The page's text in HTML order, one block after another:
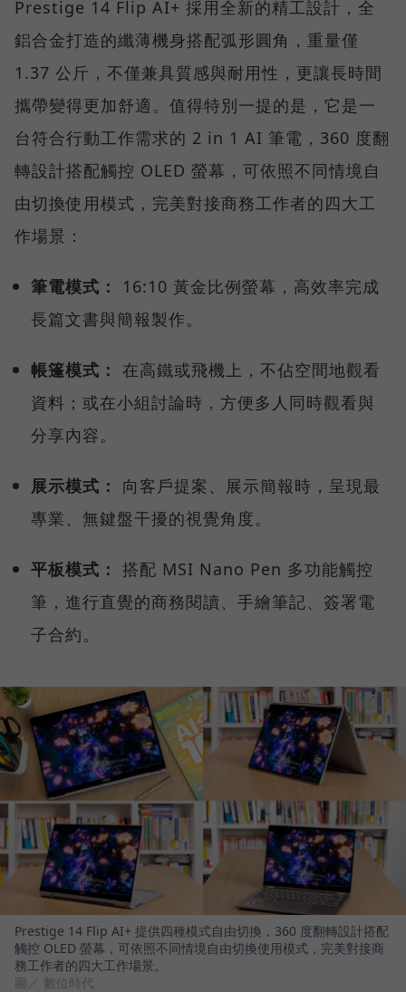
Prestige 14 Flip AI+ 採用全新的精工設計，全
鋁合金打造的纖薄機身搭配弧形圓角，重量僅
1.37 公斤，不僅兼具質感與耐用性，更讓長時間
攜帶變得更加舒適。值得特別一提的是，它是一
台符合行動工作需求的 2 in 1 AI 筆電，360 度翻
轉設計搭配觸控 OLED 螢幕，可依照不同情境自
由切換使用模式，完美對接商務工作者的四大工
作場景：
筆電模式：
16:10 黃金比例螢幕，高效率完成
長篇文書與簡報製作。
帳篷模式： 在高鐵或飛機上，不佔空間地觀看
資料；或在小組討論時，方便多人同時觀看與
分享內容。
展示模式：
向客戶提案、展示簡報時，呈現最
專業、無鍵盤干擾的視覺角度。
平板模式： 搭配 MSI Nano Pen 多功能觸控
筆，進行直覺的商務閱讀、手繪筆記、簽署電
子合約。
Prestige 14 Flip AI+ 提供四種模式自由切換，360 度翻轉設計搭配
觸控 OLED 螢幕，可依照不同情境自由切換使用模式，完美對接商
務工作者的四大工作場景。
圖／ 數位時代